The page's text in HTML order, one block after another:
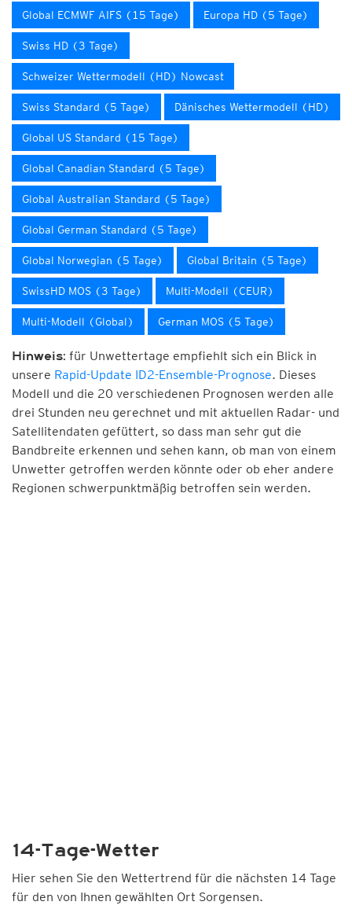
Global ECMWF AIFS (15 Tage) Europa HD (5 Tage)
Swiss HD (3 Tage)
Schweizer Wettermodell (HD) Nowcast
Swiss Standard (5 Tage) Dänisches Wettermodell (HD)
Global US Standard (15 Tage)
Global Canadian Standard (5 Tage)
Global Australian Standard (5 Tage)
Global German Standard (5 Tage)
Global Norwegian (5 Tage) Global Britain (5 Tage)
SwissHD MOS (3 Tage) Multi-Modell (CEUR)
Multi-Modell (Global) German MOS (5 Tage)
Hinweis: für Unwettertage empfiehlt sich ein Blick in
unsere Rapid-Update ID2-Ensemble-Prognose. Dieses
Modell und die 20 verschiedenen Prognosen werden alle
drei Stunden neu gerechnet und mit aktuellen Radar- und
Satellitendaten gefüttert, so dass man sehr gut die
Bandbreite erkennen und sehen kann, ob man von einem
Unwetter getroffen werden könnte oder ob eher andere
Regionen schwerpunktmäßig betroffen sein werden.
14-Tage-Wetter
Hier sehen Sie den Wettertrend für die nächsten 14 Tage
für den von Ihnen gewählten Ort Sorgensen.